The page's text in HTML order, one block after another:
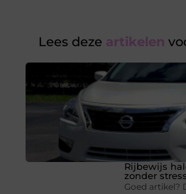
Lees deze artikelen
Rijbewijs
zonder
Goed artikel?